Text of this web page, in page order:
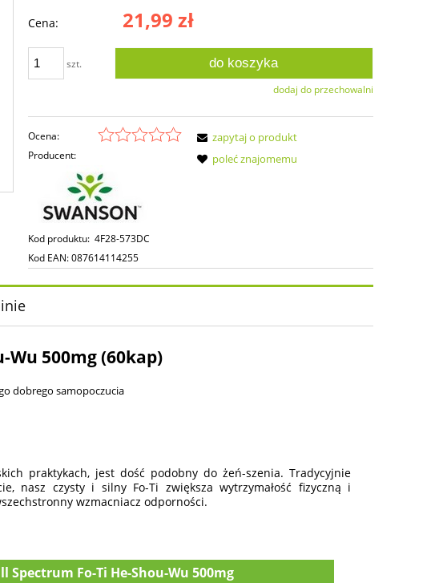
Cena: 21,99 zł
szt. do koszyka
dodaj do przechowalni
Ocena:
Producent:
Kod produktu: 4F28-573DC
Kod EAN:087614114255
zapytaj o produkt
poleć znajomemu
kosztów
Wu 500mg (60kap)
dobrego samopoczucia
praktykach, jest dość podobny do żeń-szenia. Tradycyjnie
nasz czysty i silny Fo-Ti zwiększa wytrzymałość fizyczną i
wzmacniacz odporności.
Fo-Ti He-Shou-Wu 500mg